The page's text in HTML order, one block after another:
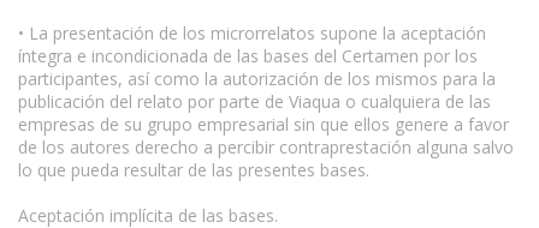
• La presentación de los microrrelatos supone la aceptación
íntegra e incondicionada de las bases del Certamen por los
participantes, así como la autorización de los mismos para la
publicación del relato por parte de Viaqua o cualquiera de las
empresas de su grupo empresarial sin que ellos genere a favor
de los autores derecho a percibir contraprestación alguna salvo
lo que pueda resultar de las presentes bases.
Aceptación implícita de las bases.